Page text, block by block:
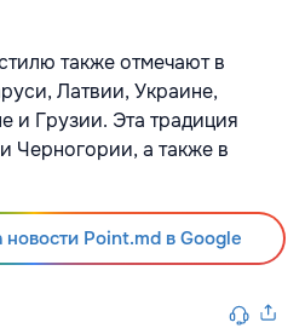
также отмечают в
Латвии, Украине,
и Грузии. Эта традиция
Черногории, а также в
Point.md в Google